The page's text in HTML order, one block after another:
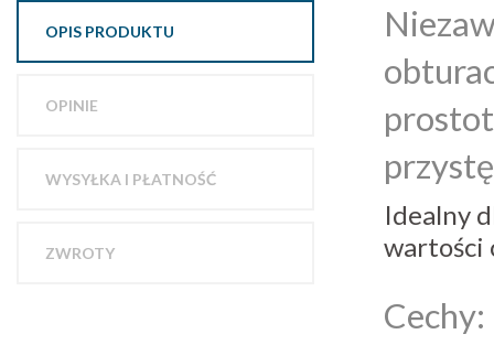
OPIS PRODUKTU
OPINIE
WYSYŁKA I PŁATNOŚĆ
ZWROTY
Idealny
wartości
Cechy: